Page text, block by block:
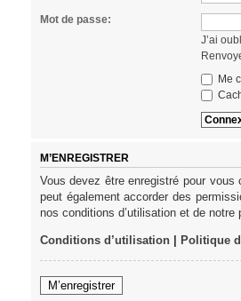
Mot de passe:
J’ai
Me
M’ENREGISTRER
Vous devez être enregistré pour vous
peut également accorder des
nos conditions d’utilisation et de
Conditions d’utilisation| Politique
M’enregistrer